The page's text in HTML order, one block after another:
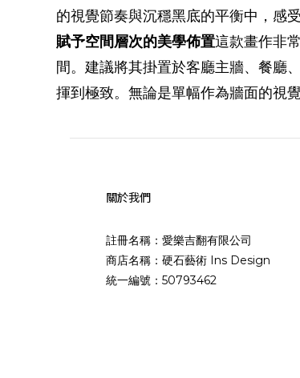
的視覺節奏與沉穩黑底的平衡中，感
賦予空間層次的美學佈置這款畫作非
間。建議將其掛置於客廳主牆、餐廳
揮到極致。無論是單幅作為牆面的視
關於我們
註冊名稱：愛樂吉翻有限公司
商店名稱：硬石藝術 Ins Design
統一編號：50793462